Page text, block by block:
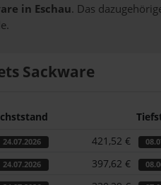
in Eschau. Das
Sackware
24.07.2026 421,52 €
24.07.2026 397,62 €